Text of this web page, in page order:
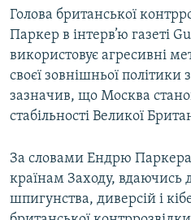
ІНФОГРАФІКА
ДОЛУЧАЙСЯ!
Усі сайти RFE/RL
Голова британської
Паркер в інтерв’ю газеті
використовує агресивні
своєї зовнішньої політики
зазначив, що Москва
стабільності Великої
За словами Ендрю Паркера,
країнам Заходу, вдаючись
шпигунства, диверсій і